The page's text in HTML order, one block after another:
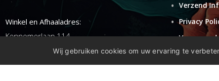
Winkel en Afhaaladres:
Kennemerlaan 114
1972ER ijmuiden
Verzend
Privacy
Retouren
Wij gebruiken cookies om uw ervaring te